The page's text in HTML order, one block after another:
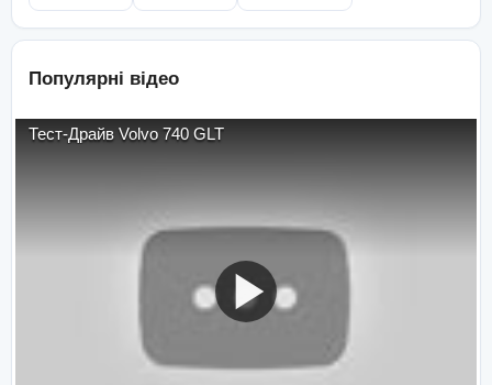
Популярні відео
Тест-Драйв Volvo 740 GLT